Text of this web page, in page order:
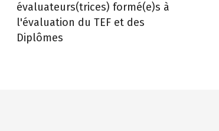
évaluateurs(trices) formé(e)s à
l'évaluation du TEF et des
Diplômes